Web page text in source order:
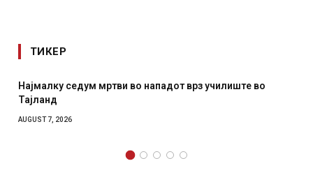
ТИКЕР
во нападот врз училиште во
СОЗИС: Украинците